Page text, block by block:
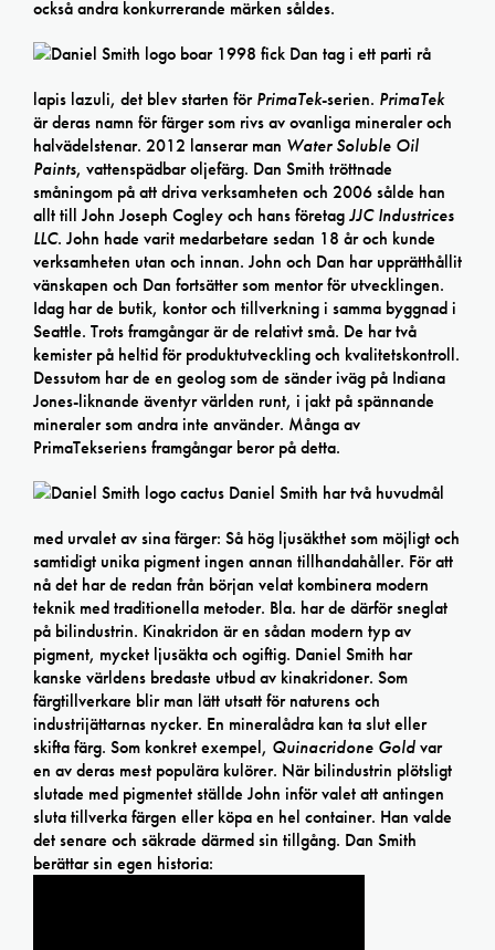
också andra konkurrerande märken såldes.
1998 fick Dan tag i ett parti rå
lapis lazuli, det blev starten förPrimaTek-serien. PrimaTek
är deras namn för färger som rivs av ovanliga mineraler och
halvädelstenar. 2012 lanserar man Water Soluble Oil
Paints, vattenspädbar oljefärg. Dan Smith tröttnade
småningom på att driva verksamheten och 2006 sålde han
allt till John Joseph Cogley och hans företagJJC Industrices
LLC. John hade varit medarbetare sedan 18 år och kunde
verksamheten utan och innan. John och Dan har upprätthållit
vänskapen och Dan fortsätter som mentor för utvecklingen.
Idag har de butik, kontor och tillverkning i samma byggnad i
Seattle. Trots framgångar är de relativt små. De har två
kemister på heltid för produktutveckling och kvalitetskontroll.
Dessutom har de en geolog som de sänder iväg på Indiana
Jones-liknande äventyr världen runt, i jakt på spännande
mineraler som andra inte använder. Många av
PrimaTekseriens framgångar beror på detta.
Daniel Smith har två huvudmål
med urvalet av sina färger: Så hög ljusäkthet som möjligt och
samtidigt unika pigment ingen annan tillhandahåller. För att
nå det har de redan från början velat kombinera modern
teknik med traditionella metoder. Bla. har de därför sneglat
på bilindustrin. Kinakridon är en sådan modern typ av
pigment, mycket ljusäkta och ogiftig. Daniel Smith har
kanske världens bredaste utbud av kinakridoner. Som
färgtillverkare blir man lätt utsatt för naturens och
industrijättarnas nycker. En mineralådra kan ta slut eller
skifta färg. Som konkret exempel, Quinacridone Goldvar
en av deras mest populära kulörer. När bilindustrin plötsligt
slutade med pigmentet ställde John inför valet att antingen
sluta tillverka färgen eller köpa en hel container. Han valde
det senare och säkrade därmed sin tillgång. Dan Smith
berättar sin egen historia: